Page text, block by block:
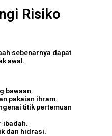
Risiko
sebenarnya dapat
awal.
bawaan.
pakaian ihram.
titik pertemuan
ibadah.
dan hidrasi.